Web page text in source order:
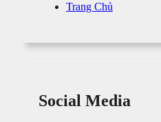
Trang Chủ
Social Media